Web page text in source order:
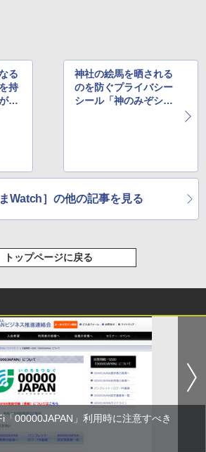
る
持
Ki
神社の絵馬を晒される
のを防ぐプライバシー
シール「神のみぞシー
まWatch］の他の記事を見る
トップページに戻る
「00000JAPAN」利用時に注意すべき